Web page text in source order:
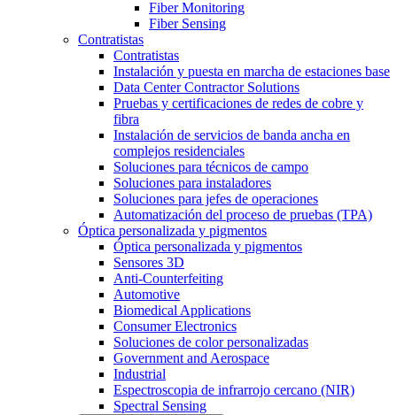
Fiber Monitoring
Fiber Sensing
Contratistas
Contratistas
Instalación y puesta en marcha de estaciones base
Data Center Contractor Solutions
Pruebas y certificaciones de redes de cobre y
fibra
Instalación de servicios de banda ancha en
complejos residenciales
Soluciones para técnicos de campo
Soluciones para instaladores
Soluciones para jefes de operaciones
Automatización del proceso de pruebas (TPA)
Óptica personalizada y pigmentos
Óptica personalizada y pigmentos
Sensores 3D
Anti-Counterfeiting
Automotive
Biomedical Applications
Consumer Electronics
Soluciones de color personalizadas
Government and Aerospace
Industrial
Espectroscopia de infrarrojo cercano (NIR)
Spectral Sensing